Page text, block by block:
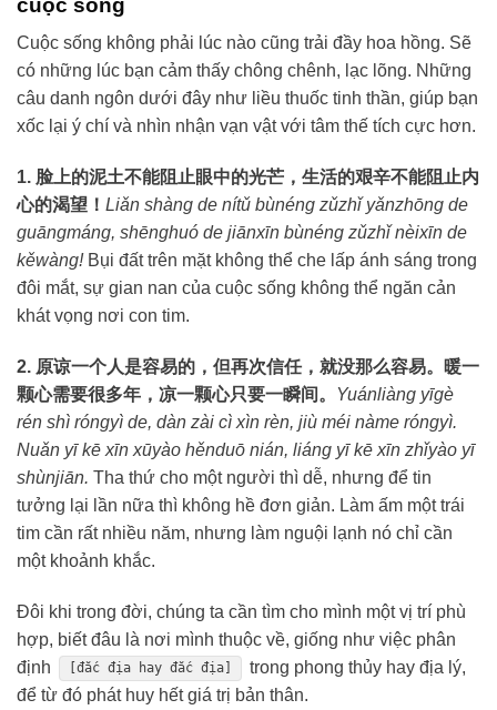
Cuộc sống không phải lúc nào cũng trải đầy hoa hồng. Sẽ
có những lúc bạn cảm thấy chông chênh, lạc lõng. Những
câu danh ngôn dưới đây như liều thuốc tinh thần, giúp bạn
xốc lại ý chí và nhìn nhận vạn vật với tâm thế tích cực hơn.
1. 脸上的泥土不能阻止眼中的光芒，生活的艰辛不能阻止内
心的渴望！ Liǎn shàng de nítǔ bùnéng zǔzhǐ yǎnzhōng de
guāngmáng, shēnghuó de jiānxīn bùnéng zǔzhǐ nèixīn de
kěwàng!Bụi đất trên mặt không thể che lấp ánh sáng trong
đôi mắt, sự gian nan của cuộc sống không thể ngăn cản
khát vọng nơi con tim.
2. 原谅一个人是容易的，但再次信任，就没那么容易。暖一
颗心需要很多年，凉一颗心只要一瞬间。 Yuánliàng yīgè
rén shì róngyì de, dàn zài cì xìn rèn, jiù méi nàme róngyì.
Nuǎn yī kē xīn xūyào hěnduō nián, liáng yī kē xīn zhǐyào yī
shùnjiān. Tha thứ cho một người thì dễ, nhưng để tin
tưởng lại lần nữa thì không hề đơn giản. Làm ấm một trái
tim cần rất nhiều năm, nhưng làm nguội lạnh nó chỉ cần
một khoảnh khắc.
Đôi khi trong đời, chúng ta cần tìm cho mình một vị trí phù
hợp, biết đâu là nơi mình thuộc về, giống như việc phân
định
[đắc địa hay đắc địa]
trong phong thủy hay địa lý,
để từ đó phát huy hết giá trị bản thân.